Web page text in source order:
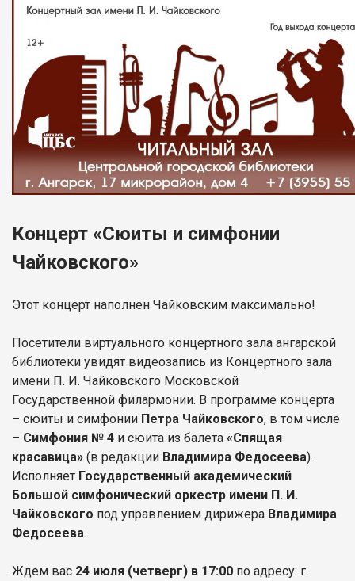
Концерт «Сюиты и симфонии
Чайковского»
Этот концерт наполнен Чайковским максимально!
Посетители виртуального концертного зала ангарской
библиотеки увидят видеозапись из Концертного зала
имени П. И. Чайковского Московской
Государственной филармонии. В программе концерта
– сюиты и симфонии Петра Чайковского, в том числе
– Симфония № 4 и сюита из балета «Спящая
красавица» (в редакции Владимира Федосеева).
Исполняет Государственный академический
Большой симфонический оркестр имени П. И.
Чайковского под управлением дирижера Владимира
Федосеева.
Ждем вас 24 июля (четверг) в 17:00 по адресу: г.